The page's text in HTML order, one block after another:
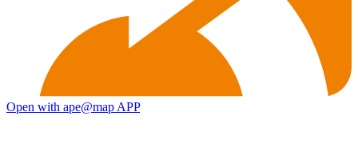
Open with ape@map APP